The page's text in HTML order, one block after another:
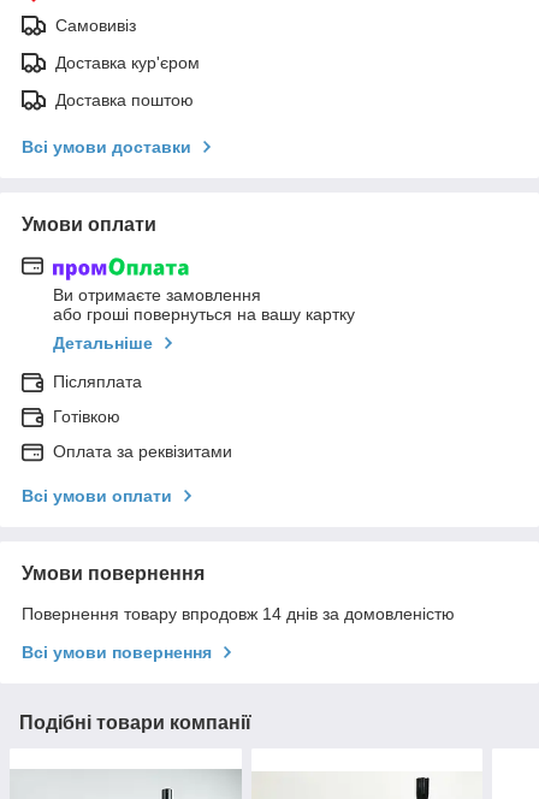
Самовивіз
Доставка кур'єром
Доставка поштою
Всі умови доставки
Умови оплати
Ви отримаєте замовлення
або гроші повернуться на вашу картку
Детальніше
Післяплата
Готівкою
Оплата за реквізитами
Всі умови оплати
Умови повернення
Повернення товару впродовж 14 днів за домовленістю
Всі умови повернення
Подібні товари компанії